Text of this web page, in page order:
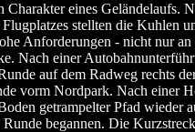
Charakter eines Geländelaufs.
stellten die Kuhlen
Anforderungen - nicht nur
Nach einer
auf dem Radweg rechts
vorm Nordpark. Nach einer
getrampelter Pfad wieder
begannen. Die